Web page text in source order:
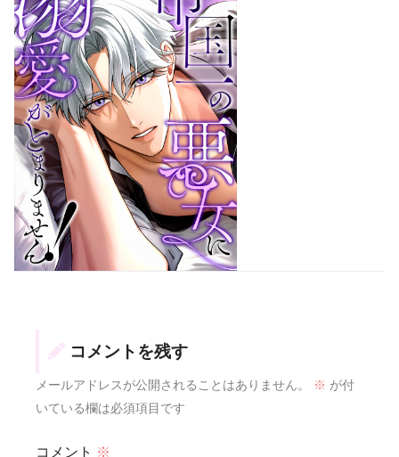
コメントを残す
メールアドレスが公開されることはありません。 ※ が付
いている欄は必須項目です
コメント ※